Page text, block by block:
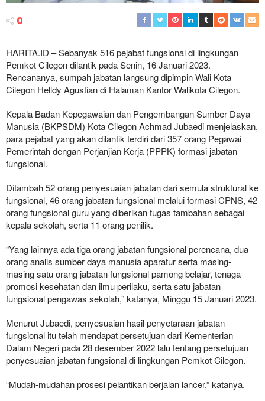
0
HARITA.ID – Sebanyak 516 pejabat fungsional di lingkungan
Pemkot Cilegon dilantik pada Senin, 16 Januari 2023.
Rencananya, sumpah jabatan langsung dipimpin Wali Kota
Cilegon Helldy Agustian di Halaman Kantor Walikota Cilegon.
Kepala Badan Kepegawaian dan Pengembangan Sumber Daya
Manusia (BKPSDM) Kota Cilegon Achmad Jubaedi menjelaskan,
para pejabat yang akan dilantik terdiri dari 357 orang Pegawai
Pemerintah dengan Perjanjian Kerja (PPPK) formasi jabatan
fungsional.
Ditambah 52 orang penyesuaian jabatan dari semula struktural ke
fungsional, 46 orang jabatan fungsional melalui formasi CPNS, 42
orang fungsional guru yang diberikan tugas tambahan sebagai
kepala sekolah, serta 11 orang penilik.
“Yang lainnya ada tiga orang jabatan fungsional perencana, dua
orang analis sumber daya manusia aparatur serta masing-
masing satu orang jabatan fungsional pamong belajar, tenaga
promosi kesehatan dan ilmu perilaku, serta satu jabatan
fungsional pengawas sekolah,” katanya, Minggu 15 Januari 2023.
Menurut Jubaedi, penyesuaian hasil penyetaraan jabatan
fungsional itu telah mendapat persetujuan dari Kementerian
Dalam Negeri pada 28 desember 2022 lalu tentang persetujuan
penyesuaian jabatan fungsional di lingkungan Pemkot Cilegon.
“Mudah-mudahan prosesi pelantikan berjalan lancer,” katanya.